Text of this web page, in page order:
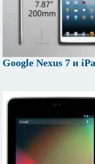
Google Nexus 7 и